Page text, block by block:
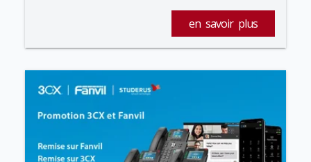
en savoir plus